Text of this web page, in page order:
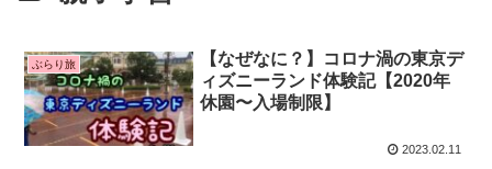
ぶらり旅
【なぜなに？】コロナ渦の東京デ
ィズニーランド体験記【2020年
休園〜入場制限】
2023.02.11